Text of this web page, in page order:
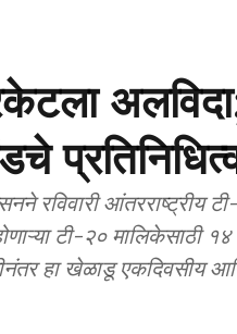
रविवारी आंतरराष्ट्रीय
टी-२० मालिकेसाठी
हा खेळाडू एकदिवसीय